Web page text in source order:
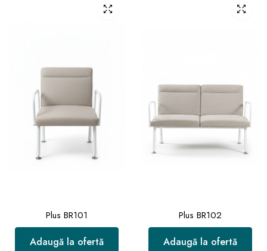
Plus BR101
Adaugă la ofertă
Plus BR102
Adaugă la ofertă